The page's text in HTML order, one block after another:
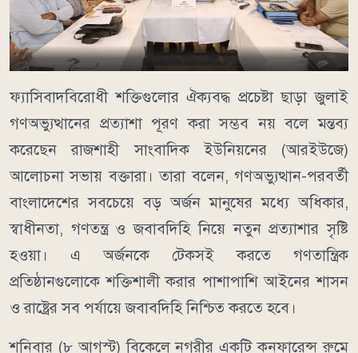
ফ্যাসিবাদবিরোধী শক্তিগুলোর ঐক্যবদ্ধ প্রচেষ্টা ছাড়া জুলাই
গণঅভ্যুত্থানের প্রত্যাশা পূরণ করা সম্ভব নয় বলে মন্তব্য
করেছেন রাজশাহী সাংবাদিক ইউনিয়নের (আরইউজে)
আলোচনা সভায় বক্তারা। তারা বলেন, গণঅভ্যুত্থান-পরবর্তী
বাংলাদেশের সবচেয়ে বড় অর্জন মানুষের মধ্যে অধিকার,
স্বাধীনতা, গণতন্ত্র ও জবাবদিহি নিয়ে নতুন প্রত্যাশার সৃষ্টি
হওয়া। এ অর্জনকে টেকসই করতে গণতান্ত্রিক
প্রতিষ্ঠানগুলোকে শক্তিশালী করার পাশাপাশি আইনের শাসন
ও রাষ্ট্রের সব পর্যায়ে জবাবদিহি নিশ্চিত করতে হবে।
শনিবার (৮ আগস্ট) বিকেলে নগরীর একটি কনফারেন্স রুমে